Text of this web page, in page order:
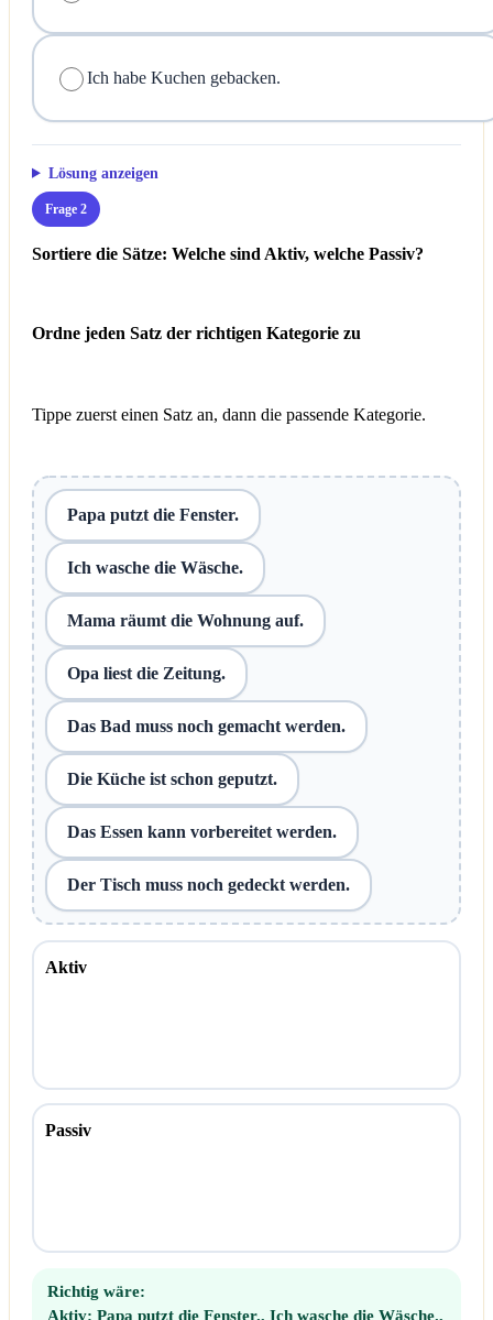
Ich habe Kuchen gebacken.
Lösung anzeigen
Frage 2
Sortiere die Sätze: Welche sind Aktiv, welche Passiv?
Ordne jeden Satz der richtigen Kategorie zu
Tippe zuerst einen Satz an, dann die passende Kategorie.
Papa putzt die Fenster.
Ich wasche die Wäsche.
Mama räumt die Wohnung auf.
Opa liest die Zeitung.
Das Bad muss noch gemacht werden.
Die Küche ist schon geputzt.
Das Essen kann vorbereitet werden.
Der Tisch muss noch gedeckt werden.
Aktiv
Passiv
Richtig wäre:
Aktiv: Papa putzt die Fenster., Ich wasche die Wäsche.,